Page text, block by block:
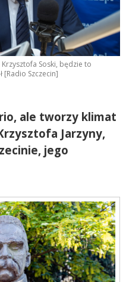
Soski, będzie to
[Radio Szczecin]
ale tworzy klimat
Jarzyny,
jego